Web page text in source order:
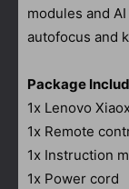
modules and
autofocus and
Package
1x Lenovo
1x Remote
1x Instruction
1x Power cord